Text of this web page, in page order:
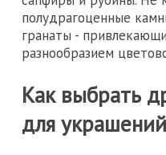
полудрагоценные
гранаты -
разнообразием
Как выбрать
для украшений